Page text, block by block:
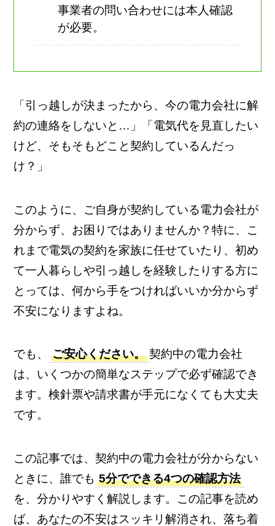
事業者の問い合わせには本人確認
が必要。
「引っ越しが決まったから、今の電力会社に解
約の連絡をしないと…」「電気代を見直したい
けど、そもそもどこと契約しているんだっ
け？」
このように、ご自身が契約している電力会社が
分からず、お困りではありませんか？特に、こ
れまで電気の契約を家族に任せていたり、初め
て一人暮らしや引っ越しを経験したりする方に
とっては、何から手をつければいいか分からず
不安になりますよね。
でも、 ご安心ください。 契約中の電力会社
は、いくつかの簡単なステップで必ず確認でき
ます。検針票や請求書が手元になくても大丈夫
です。
この記事では、契約中の電力会社が分からない
ときに、誰でも 5分でできる4つの確認方法
を、分かりやすく解説します。この記事を読め
ば、あなたの不安はスッキリ解消され、落ち着